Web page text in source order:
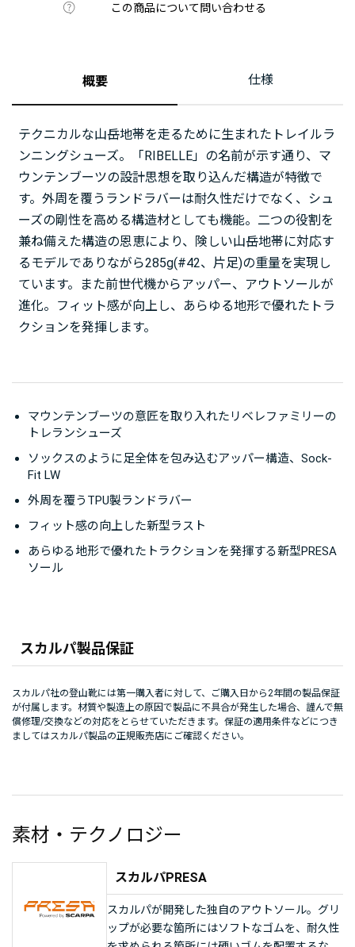
この商品について問い合わせる
概要 仕様
テクニカルな山岳地帯を走るために生まれたトレイルラ
ンニングシューズ。「RIBELLE」の名前が示す通り、マ
ウンテンブーツの設計思想を取り込んだ構造が特徴で
す。外周を覆うランドラバーは耐久性だけでなく、シュ
ーズの剛性を高める構造材としても機能。二つの役割を
兼ね備えた構造の恩恵により、険しい山岳地帯に対応す
るモデルでありながら285g(#42、片足)の重量を実現し
ています。また前世代機からアッパー、アウトソールが
進化。フィット感が向上し、あらゆる地形で優れたトラ
クションを発揮します。
スカルパ製品保証
スカルパ社の登山靴には第一購入者に対して、ご購入日から2年間の製品保証
が付属します。材質や製造上の原因で製品に不具合が発生した場合、謹んで無
償修理/交換などの対応をとらせていただきます。保証の適用条件などにつき
ましてはスカルパ製品の正規販売店にご確認ください。
マウンテンブーツの意匠を取り入れたリベレファミリーの
トレランシューズ
ソックスのように足全体を包み込むアッパー構造、Sock-
Fit LW
外周を覆うTPU製ランドラバー
フィット感の向上した新型ラスト
あらゆる地形で優れたトラクションを発揮する新型PRESA
ソール
素材・テクノロジー
スカルパPRESA
スカルパが開発した独自のアウトソール。グリ
ップが必要な箇所にはソフトなゴムを、耐久性